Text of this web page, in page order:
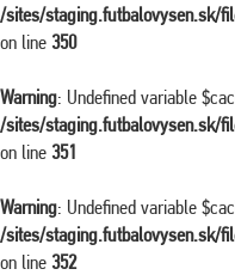
/sites/staging.futbalovysen.sk/
on line 350
Warning: Undefined variable
/sites/staging.futbalovysen.sk/
on line 351
Warning: Undefined variable
/sites/staging.futbalovysen.sk/
on line 352